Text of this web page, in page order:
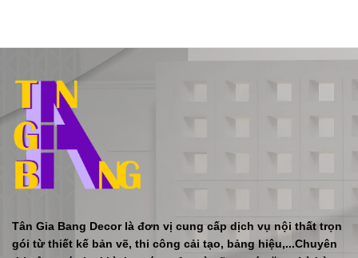
Tân Gia Bang Decor là đơn vị cung cấp dịch vụ nội thất trọn
gói từ thiết kế bản vẽ, thi công cải tạo, bảng hiệu,...Chuyên